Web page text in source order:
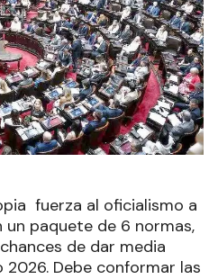
fuerza al oficialismo a
un paquete de 6 normas,
de dar media
Debe conformar las